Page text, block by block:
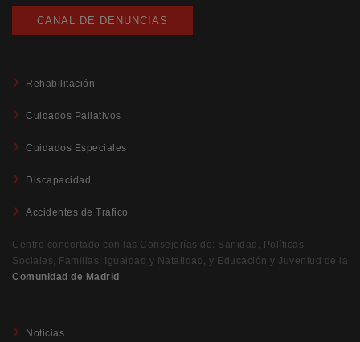
CANAL DE DENUNCIAS
Rehabilitación
Cuidados Paliativos
Cuidados Especiales
Discapacidad
Accidentes de Tráfico
Centro concertado con las Consejerías de: Sanidad, Políticas
Sociales, Familias, Igualdad y Natalidad, y Educación y Juventud de la
Comunidad de Madrid
Noticias